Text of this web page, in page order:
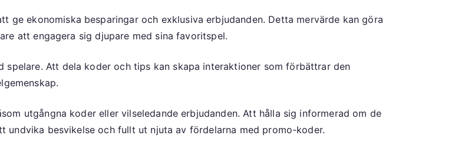
ge ekonomiska besparingar och exklusiva erbjudanden. Detta mervärde kan göra
att engagera sig djupare med sina favoritspel.
spelare. Att dela koder och tips kan skapa interaktioner som förbättrar den
utgångna koder eller vilseledande erbjudanden. Att hålla sig informerad om de
undvika besvikelse och fullt ut njuta av fördelarna med promo-koder.